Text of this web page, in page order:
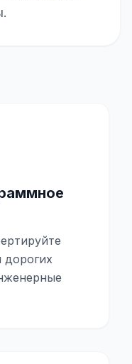
дорогих